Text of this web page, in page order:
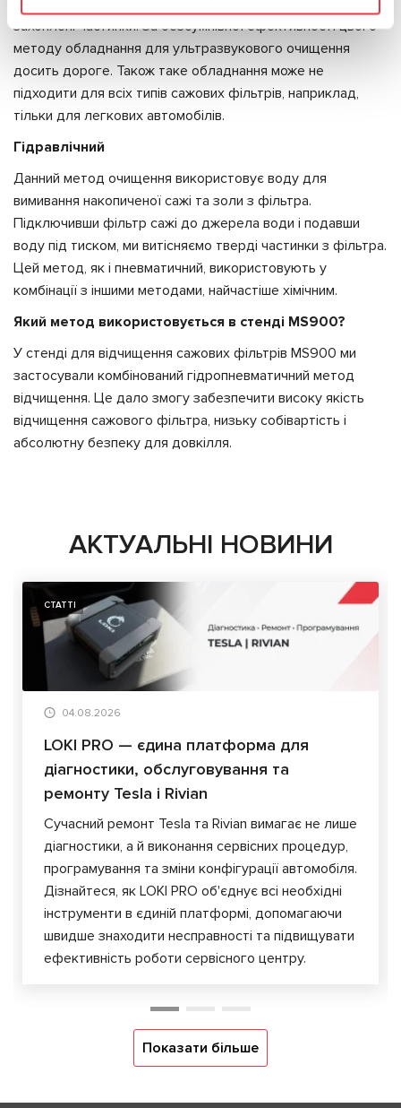
мікроскопічні хвилі тиску, які зміщують і видаляють
захоплені частинки. За безсумнівної ефективності цього
методу обладнання для ультразвукового очищення
досить дороге. Також таке обладнання може не
підходити для всіх типів сажових фільтрів, наприклад,
тільки для легкових автомобілів.
Гідравлічний
Данний метод очищення використовує воду для
вимивання накопиченої сажі та золи з фільтра.
Підключивши фільтр сажі до джерела води і подавши
воду під тиском, ми витісняємо тверді частинки з фільтра.
Цей метод, як і пневматичний, використовують у
комбінації з іншими методами, найчастіше хімічним.
Який метод використовується в стенді MS900?
У стенді для відчищення сажових фільтрів MS900 ми
застосували комбінований гідропневматичний метод
відчищення. Це дало змогу забезпечити високу якість
відчищення сажового фільтра, низьку собівартість і
абсолютну безпеку для довкілля.
АКТУАЛЬНІ НОВИНИ
СТАТТІ
04.08.2026
LOKI PRO — єдина платформа для
діагностики, обслуговування та
ремонту Tesla і Rivian
Сучасний ремонт Tesla та Rivian вимагає не лише
діагностики, а й виконання сервісних процедур,
програмування та зміни конфігурації автомобіля.
Дізнайтеся, як LOKI PRO об'єднує всі необхідні
інструменти в єдиній платформі, допомагаючи
швидше знаходити несправності та підвищувати
ефективність роботи сервісного центру.
Показати більше